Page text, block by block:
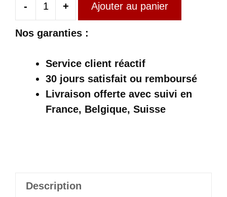
-
quantité
de
Écossais
Long
Beige
Homme
+ Ajouter au panier
Nos garanties :
Service client réactif
30 jours satisfait ou remboursé
Livraison offerte avec suivi en
France, Belgique, Suisse
Description